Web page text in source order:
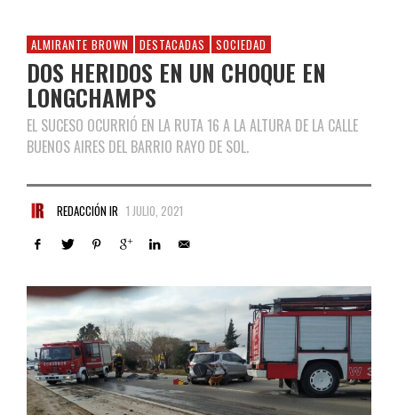
ALMIRANTE BROWN DESTACADAS SOCIEDAD
DOS HERIDOS EN UN CHOQUE EN
LONGCHAMPS
EL SUCESO OCURRIÓ EN LA RUTA 16 A LA ALTURA DE LA CALLE
BUENOS AIRES DEL BARRIO RAYO DE SOL.
REDACCIÓN IR 1 JULIO, 2021